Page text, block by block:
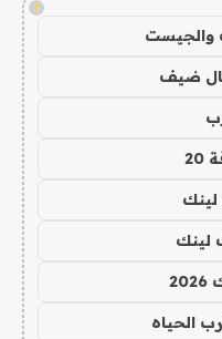
!
والجيست
لينك
لينك
الحياه